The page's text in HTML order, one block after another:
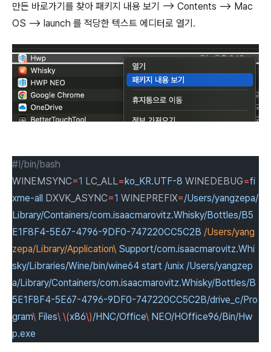
만든 바로가기를 찾아 패키지 내용 보기 --> Contents --> Mac
OS --> launch 를 적당한 텍스트 에디터로 열기.
#!/bin/bash
WINEMSYNC=1 LC_ALL=ko_KR.UTF-8 WINEDEBUG=fi
xme-all DXVK_ASYNC=1 WINEPREFIX=/Users/yangzepa/
Library/Containers/com.isaacmarovitz.Whisky/Bottles/B5
E1F8F4-5E67-4796-9DF0-747220CC5C2B /Users/yang
zepa/Library/Application\ Support/com.isaacmarovitz.Whi
sky/Libraries/Wine/bin/wine64 start /unix /Users/yangzep
a/Library/Containers/com.isaacmarovitz.Whisky/Bottles/B
5E1F8F4-5E67-4796-9DF0-747220CC5C2B/drive_c/Pro
gram\ Files\ \(x86\)/HNC/Office\ NEO/HOffice96/Bin/Hw
p.exe